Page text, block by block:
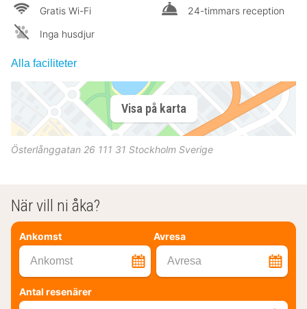
Gratis Wi-Fi
Inga husdjur
24-timmars reception
Alla faciliteter
Visa på karta
Österlånggatan 26 111 31 Stockholm Sverige
När vill ni åka?
Ankomst Avresa
Ankomst Avresa
Antal resenärer